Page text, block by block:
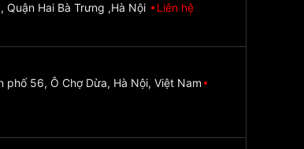
Quận Hai Bà Trưng ,Hà Nội
Liên hệ
phố 56, Ô Chợ Dừa, Hà Nội, Việt Nam